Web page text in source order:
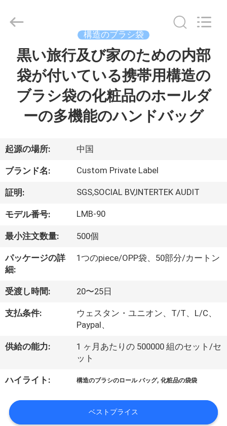
ク
ト
私
達
つ
い
て
工
旅
行
2017
Chanmy
Cosmetics
構造のブラシ袋
黒い旅行及び家のための内部
袋が付いている携帯用構造の
ブラシ袋の化粧品のホールダ
ーの多機能のハンドバッグ
起源の場所: 中国
ブランド名: Custom Private Label
証明: SGS,SOCIAL BV,INTERTEK AUDIT
モデル番号: LMB-90
最小注文数量: 500個
パッケージの詳
細:
1つのpiece/OPP袋、50部分/カートン
受渡し時間: 20〜25日
支払条件:
ウェスタン・ユニオン、T/T、L/C、
Paypal、
供給の能力:
1 ヶ月あたりの 500000 組のセット/セ
ット
ハイライト: 構造のブラシのロール バッグ,化粧品の袋袋
ベストプライス